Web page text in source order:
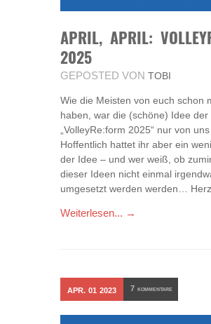
APRIL, APRIL:
2025
GEPOSTED VON TOBI
Wie die Meisten von euch schon
haben, war die (schöne) Idee der
„VolleyRe:form 2025“ nur von
Hoffentlich hattet ihr aber ein
der Idee – und wer weiß, ob
dieser Ideen nicht einmal
umgesetzt werden werden…
Weiterlesen... →
APR. 01 2023 7 KOMMENTARE